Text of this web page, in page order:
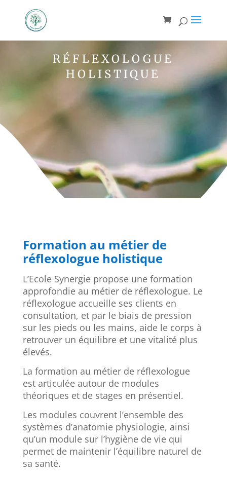
RÉFLEXOLOGUE
HOLISTIQUE
Formation au métier de
réflexologue holistique
L’Ecole Synergie propose une formation
approfondie au métier de réflexologue. Le
réflexologue accueille ses clients en
consultation, et par le biais de pression
sur les pieds ou les mains, aide le corps à
retrouver un équilibre et une vitalité plus
élevés.
La formation au métier de réflexologue
est articulée autour de modules
théoriques et de stages en présentiel.
Les modules couvrent l’ensemble des
systèmes d’anatomie physiologie, ainsi
qu’un module sur l’hygiène de vie qui
permet de maintenir l’équilibre naturel de
sa santé.